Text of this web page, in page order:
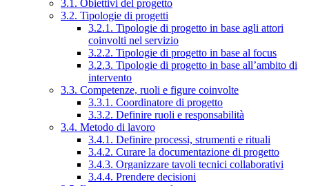
3.1. Obiettivi del progetto
3.2. Tipologie di progetti
3.2.1. Tipologie di progetto in base agli attori
coinvolti nel servizio
3.2.2. Tipologie di progetto in base al focus
3.2.3. Tipologie di progetto in base all’ambito di
intervento
3.3. Competenze, ruoli e figure coinvolte
3.3.1. Coordinatore di progetto
3.3.2. Definire ruoli e responsabilità
3.4. Metodo di lavoro
3.4.1. Definire processi, strumenti e rituali
3.4.2. Curare la documentazione di progetto
3.4.3. Organizzare tavoli tecnici collaborativi
3.4.4. Prendere decisioni